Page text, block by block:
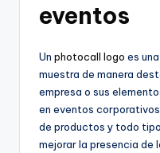
eventos
Un photocall logo es
muestra de manera
empresa o sus
en eventos
de productos y todo
mejorar la presencia de